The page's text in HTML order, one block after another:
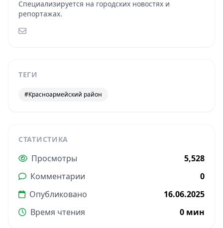
Специализируется на городских новостях и
репортажах.
ТЕГИ
#Красноармейский район
СТАТИСТИКА
Просмотры
5,528
Комментарии
0
Опубликовано
16.06.2025
Время чтения
0 мин